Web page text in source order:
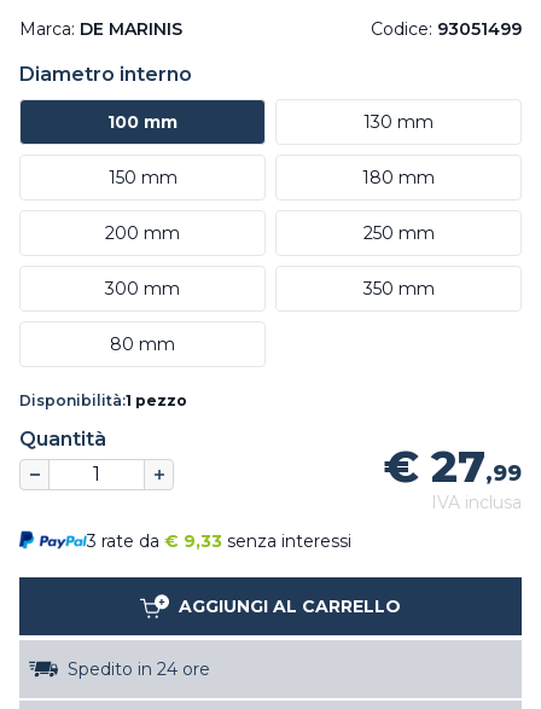
Marca: DE MARINIS Codice: 93051499
Diametro interno
100 mm 130 mm
150 mm 180 mm
200 mm 250 mm
300 mm 350 mm
80 mm
Disponibilità:1 pezzo
Quantità
€ 27,99
IVA inclusa
3 rate da € 9,33 senza interessi
AGGIUNGI AL CARRELLO
Spedito in 24 ore